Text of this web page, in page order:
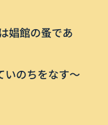
娼館の蚤であ
いのちをなす～